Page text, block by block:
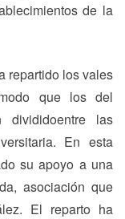
de la
repartido los vales
que los del
las
En esta
su apoyo a una
asociación que
El reparto ha